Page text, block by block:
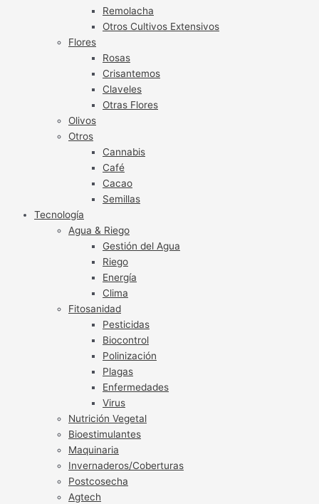
Remolacha
Otros Cultivos Extensivos
Flores
Rosas
Crisantemos
Claveles
Otras Flores
Olivos
Otros
Cannabis
Café
Cacao
Semillas
Tecnología
Agua & Riego
Gestión del Agua
Riego
Energía
Clima
Fitosanidad
Pesticidas
Biocontrol
Polinización
Plagas
Enfermedades
Virus
Nutrición Vegetal
Bioestimulantes
Maquinaria
Invernaderos/Coberturas
Postcosecha
Agtech